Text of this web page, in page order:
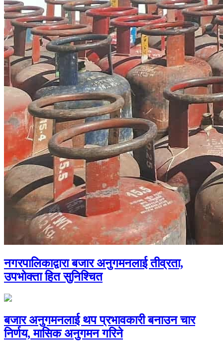
नगरपालिकाद्वारा बजार अनुगमनलाई तीव्रता,
उपभोक्ता हित सुनिश्चित
बजार अनुगमनलाई थप प्रभावकारी बनाउन चार
निर्णय, मासिक अनुगमन गरिने